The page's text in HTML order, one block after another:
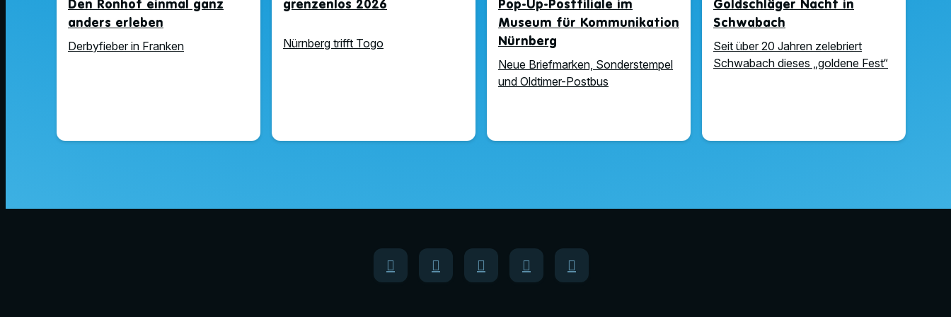
Den Ronhof einmal ganz
anders erleben
Derbyfieber in Franken
grenzenlos 2026
Nürnberg trifft Togo
Pop-Up-Postfiliale im
Museum für Kommunikation
Nürnberg
Neue Briefmarken, Sonderstempel
und Oldtimer-Postbus
Goldschläger Nacht in
Schwabach
Seit über 20 Jahren zelebriert
Schwabach dieses „goldene Fest“